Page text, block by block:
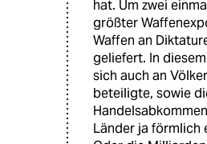
hat. Um zwei
größter
Waffen an
geliefert. In
sich auch an
beteiligte, sowie
Länder ja förmlich